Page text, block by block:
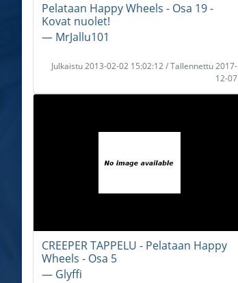
Pelataan Happy Wheels - Osa 19 -
Kovat nuolet!
― MrJallu101
Julkaistu 2013-02-02 15:02:12 / Tallennettu 2017-
12-07
CREEPER TAPPELU - Pelataan Happy
Wheels - Osa 5
― Glyffi